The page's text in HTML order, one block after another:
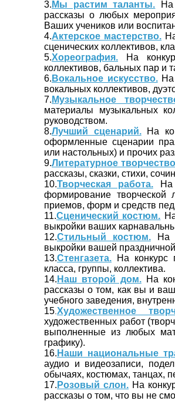
3. Мы растим таланты. На
рассказы о любых
Ваших учеников или
4.Актерское мастерство.На
сценических коллективов,
5.Хореография. На
коллективов, бальных пар и
6. Вокальное искусство.На
вокальных коллективов,
7. Музыкальное
материалы музыкальных
руководством.
8.Лучший сценарий.На
оформленные сценарии
или настольных) и прочих
9.Литературное
рассказы, сказки, стихи,
10.Творческая работа.На
формирование творческой
приемов, форм и средств
11.Сценический костюм.
выкройки ваших
12.Стильный костюм.На
выкройки вашей
13.Стенгазета. На конкурс
класса, группы, коллектива.
14. Наш второй дом.На
рассказы о том, как вы и
учебного заведения,
15 Художественное
художественных работ
выполненные из любых
графику).
16. Наши национальные
аудио и видеозаписи,
обычаях, костюмах, танцах,
17. Розовый слон. На
рассказы о том, что вы не